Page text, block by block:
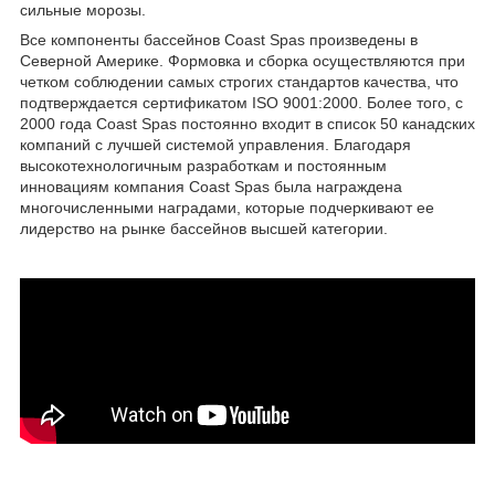
сильные морозы.
Все компоненты бассейнов Coast Spas произведены в
Северной Америке. Формовка и сборка осуществляются при
четком соблюдении самых строгих стандартов качества, что
подтверждается сертификатом ISO 9001:2000. Более того, с
2000 года Coast Spas постоянно входит в список 50 канадских
компаний с лучшей системой управления. Благодаря
высокотехнологичным разработкам и постоянным
инновациям компания Coast Spas была награждена
многочисленными наградами, которые подчеркивают ее
лидерство на рынке бассейнов высшей категории.